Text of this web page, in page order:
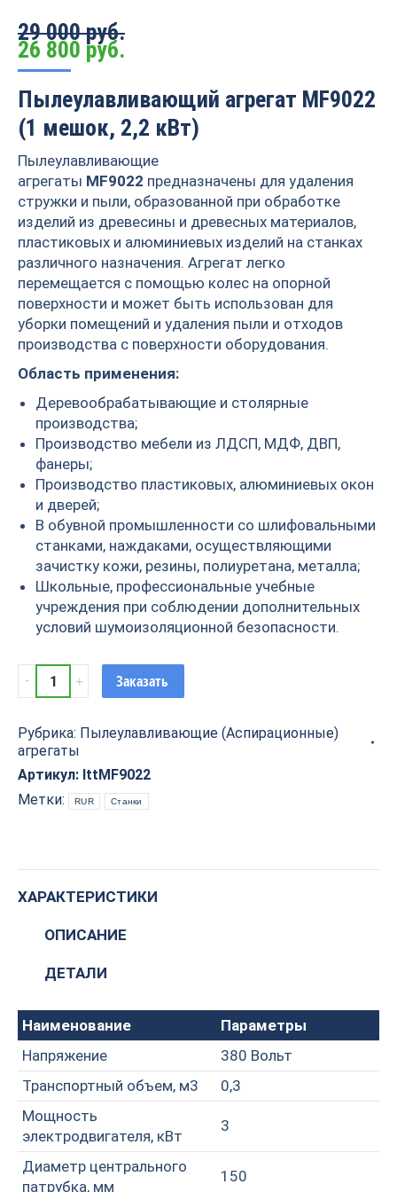
29 000 руб.
26 800 руб.
Пылеулавливающий агрегат MF9022
(1 мешок, 2,2 кВт)
Пылеулавливающие
агрегаты MF9022 предназначены для удаления
стружки и пыли, образованной при обработке
изделий из древесины и древесных материалов,
пластиковых и алюминиевых изделий на станках
различного назначения. Агрегат легко
перемещается с помощью колес на опорной
поверхности и может быть использован для
уборки помещений и удаления пыли и отходов
производства с поверхности оборудования.
Область применения:
Деревообрабатывающие и столярные
производства;
Производство мебели из ЛДСП, МДФ, ДВП,
фанеры;
Производство пластиковых, алюминиевых окон
и дверей;
В обувной промышленности со шлифовальными
станками, наждаками, осуществляющими
зачистку кожи, резины, полиуретана, металла;
Школьные, профессиональные учебные
учреждения при соблюдении дополнительных
условий шумоизоляционной безопасности.
Пылеулавливающий
агрегат
(1
мешок,
2,2
кВт)
Заказать
Рубрика: Пылеулавливающие (Аспирационные)
агрегаты
Артикул: lttMF9022
Метки:
RUR Станки
ХАРАКТЕРИСТИКИ
ОПИСАНИЕ
ДЕТАЛИ
Наименование
Параметры
Напряжение
380 Вольт
Транспортный объем, м3
0,3
Мощность
электродвигателя, кВт
3
Диаметр центрального
патрубка, мм
150